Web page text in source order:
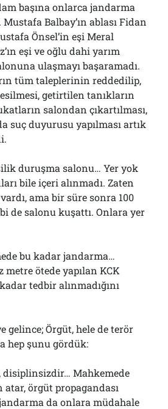
başına onlarca jandarma
Balbay’ın ablası Fidan
Önsel’in eşi Meral
eşi ve oğlu dahi yarım
ulaşmayı başaramadı.
tüm taleplerinin reddedilip,
getirtilen tanıkların
salondan çıkartılması,
suç duyurusu yapılması artık
duruşma salonu… Yer yok
bile içeri alınmadı. Zaten
ama bir süre sonra 100
de salonu kuşattı. Onlara yer
bu kadar jandarma…
ötede yapılan KCK
tedbir alınmadığını
gelince; Örgüt, hele de terör
hep şunu gördük:
disiplinsizdir… Mahkemede
atar, örgüt propagandası
da onlara müdahale